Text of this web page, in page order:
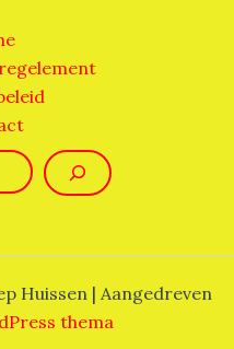
Huissen | Aangedreven
thema